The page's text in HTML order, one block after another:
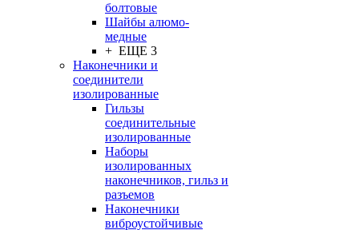
болтовые
Шайбы алюмо-
медные
+ ЕЩЕ 3
Наконечники и
соединители
изолированные
Гильзы
соединительные
изолированные
Наборы
изолированных
наконечников, гильз и
разъемов
Наконечники
виброустойчивые